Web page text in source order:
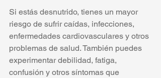
Si estás desnutrido, tienes un mayor
riesgo de sufrir caídas, infecciones,
enfermedades cardiovasculares y otros
problemas de salud. También puedes
experimentar debilidad, fatiga,
confusión y otros síntomas que